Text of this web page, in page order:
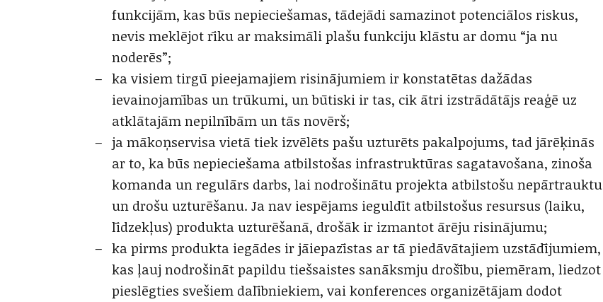
funkcijām, kas būs nepieciešamas, tādejādi samazinot potenciālos riskus,
nevis meklējot rīku ar maksimāli plašu funkciju klāstu ar domu “ja nu
noderēs”;
ka visiem tirgū pieejamajiem risinājumiem ir konstatētas dažādas
ievainojamības un trūkumi, un būtiski ir tas, cik ātri izstrādātājs reaģē uz
atklātajām nepilnībām un tās novērš;
ja mākoņservisa vietā tiek izvēlēts pašu uzturēts pakalpojums, tad jārēķinās
ar to, ka būs nepieciešama atbilstošas infrastruktūras sagatavošana, zinoša
komanda un regulārs darbs, lai nodrošinātu projekta atbilstošu nepārtrauktu
un drošu uzturēšanu. Ja nav iespējams ieguldīt atbilstošus resursus (laiku,
līdzekļus) produkta uzturēšanā, drošāk ir izmantot ārēju risinājumu;
ka pirms produkta iegādes ir jāiepazīstas ar tā piedāvātajiem uzstādījumiem,
kas ļauj nodrošināt papildu tiešsaistes sanāksmju drošību, piemēram, liedzot
pieslēgties svešiem dalībniekiem, vai konferences organizētājam dodot